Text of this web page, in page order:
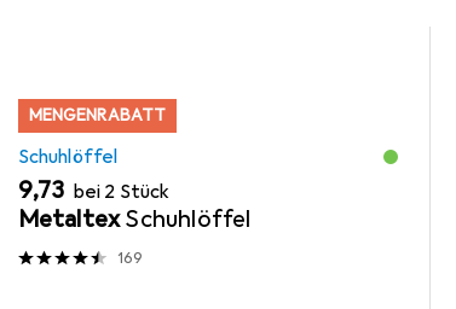
MENGENRABATT
Schuhlöffel
EUR
9,73 bei 2 Stück
MetaltexSchuhlöffel
169